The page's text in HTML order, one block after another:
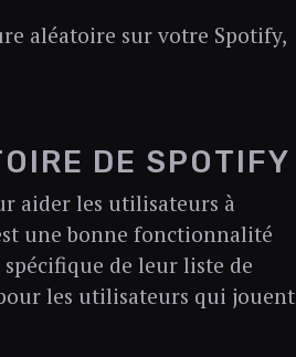
aléatoire sur votre Spotify,
DE SPOTIFY
aider les utilisateurs à
une bonne fonctionnalité
de leur liste de
les utilisateurs qui jouent